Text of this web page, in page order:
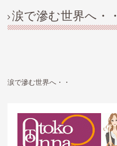
涙で滲む世界へ・・
涙で滲む世界へ・・